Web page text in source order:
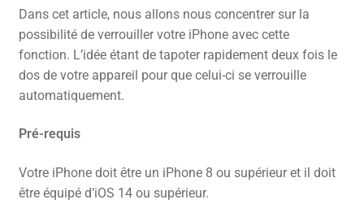
Dans cet article, nous allons nous concentrer sur la
possibilité de verrouiller votre iPhone avec cette
fonction. L’idée étant de tapoter rapidement deux fois le
dos de votre appareil pour que celui-ci se verrouille
automatiquement.
Pré-requis
Votre iPhone doit être un iPhone 8 ou supérieur et il doit
être équipé d’iOS 14 ou supérieur.